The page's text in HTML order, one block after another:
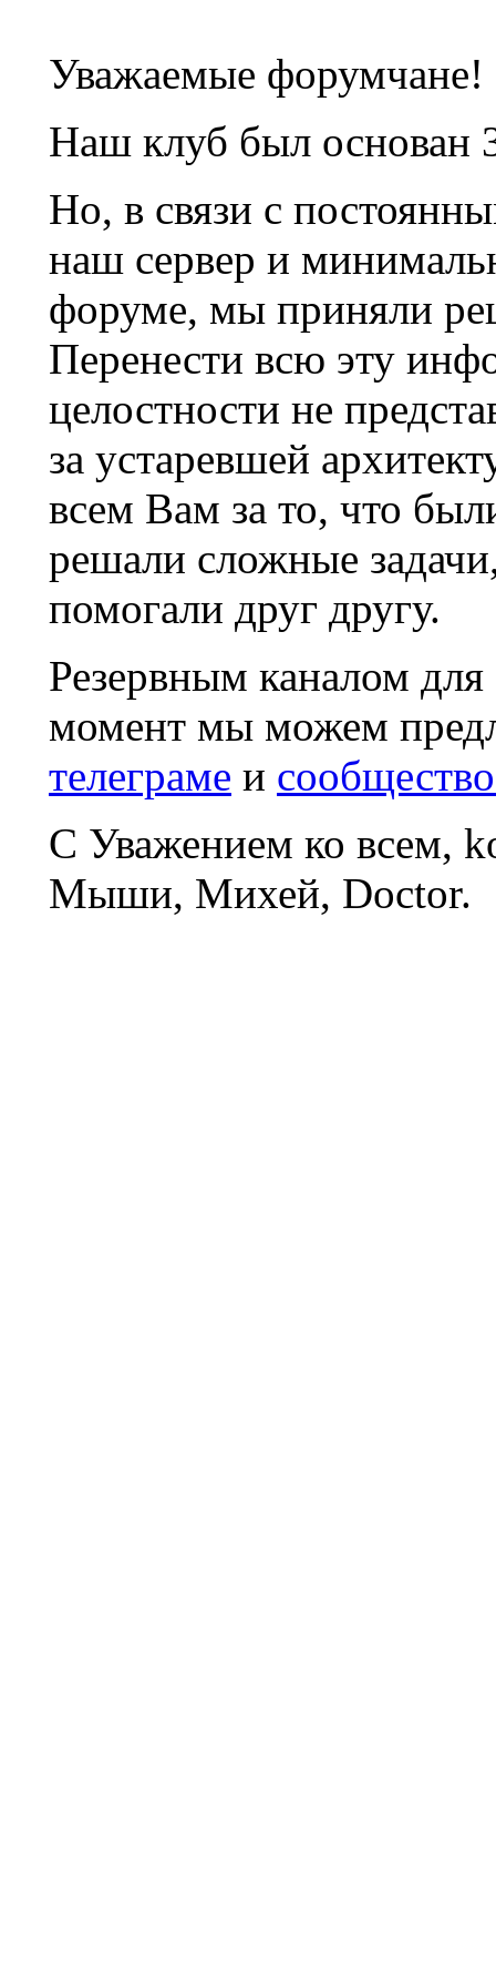
Уважаемые форумчане!
Наш клуб был основан
Но, в связи с
наш сервер и
форуме, мы приняли
Перенести всю эту
целостности не
за устаревшей
всем Вам за то, что
решали сложные
помогали друг другу.
Резервным каналом
момент мы можем
телеграме и
С Уважением ко всем,
Мыши, Михей, Doctor.